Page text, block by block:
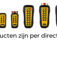
zijn per